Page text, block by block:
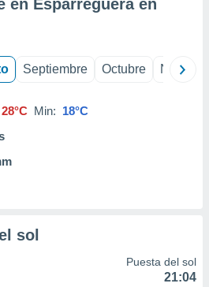
en Esparreguera en
Septiembre Octubre
28°C Min: 18°C
sol
Puesta del sol
21:04